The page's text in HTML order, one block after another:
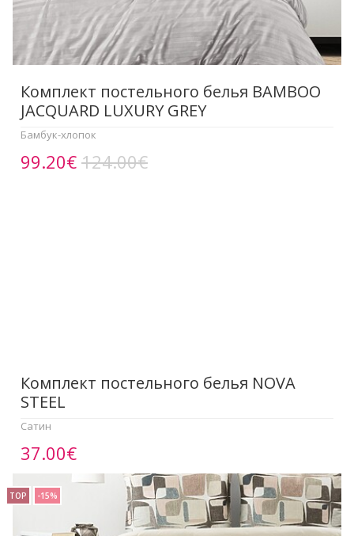
Комплект постельного белья BAMBOO
JACQUARD LUXURY GREY
Бамбук-хлопок
99.20€124.00€
Комплект постельного белья NOVA
STEEL
Сатин
37.00€
TOP -15%